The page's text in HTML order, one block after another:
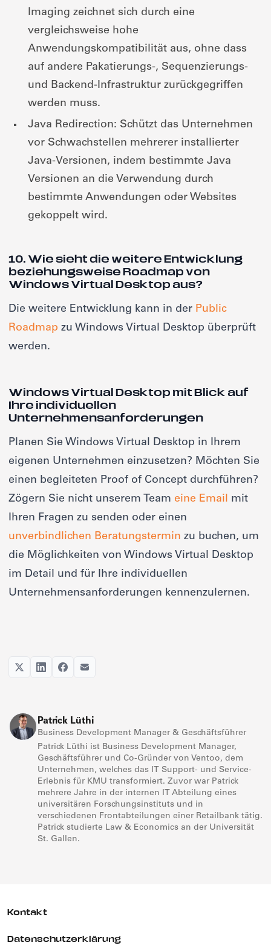
Imaging zeichnet sich durch eine
vergleichsweise hohe
Anwendungskompatibilität aus, ohne dass
auf andere Pakatierungs-, Sequenzierungs-
und Backend-Infrastruktur zurückgegriffen
werden muss.
Java Redirection: Schützt das Unternehmen
vor Schwachstellen mehrerer installierter
Java-Versionen, indem bestimmte Java
Versionen an die Verwendung durch
bestimmte Anwendungen oder Websites
gekoppelt wird.
10. Wie sieht die weitere Entwicklung
beziehungsweise Roadmap von
Windows Virtual Desktop aus?
Die weitere Entwicklung kann in der Public
Roadmap zu Windows Virtual Desktop überprüft
werden.
Windows Virtual Desktop mit Blick auf
Ihre individuellen
Unternehmensanforderungen
Planen Sie Windows Virtual Desktop in Ihrem
eigenen Unternehmen einzusetzen? Möchten Sie
einen begleiteten Proof of Concept durchführen?
Zögern Sie nicht unserem Team eine Email mit
Ihren Fragen zu senden oder einen
unverbindlichen Beratungstermin zu buchen, um
die Möglichkeiten von Windows Virtual Desktop
im Detail und für Ihre individuellen
Unternehmensanforderungen kennenzulernen.
Patrick Lüthi
Business Development Manager & Geschäftsführer
Patrick Lüthi ist Business Development Manager,
Geschäftsführer und Co-Gründer von Ventoo, dem
Unternehmen, welches das IT Support- und Service-
Erlebnis für KMU transformiert. Zuvor war Patrick
mehrere Jahre in der internen IT Abteilung eines
universitären Forschungsinstituts und in
verschiedenen Frontabteilungen einer Retailbank tätig.
Patrick studierte Law & Economics an der Universität
St. Gallen.
Kontakt
Datenschutzerklärung